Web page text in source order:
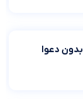
دعوا